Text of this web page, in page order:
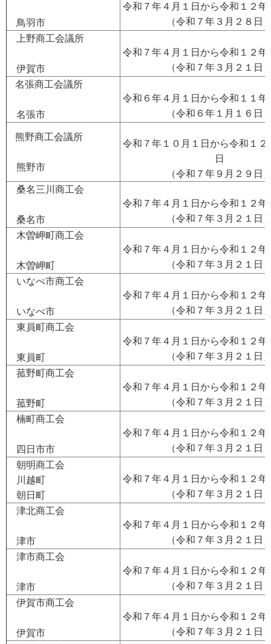
鳥羽市
令和７年４月１日から令和１２年
（令和７年３月２８日
上野商工会議所
伊賀市
令和７年４月１日から令和１２年
（令和７年３月２１日
名張商工会議所
名張市
令和６年４月１日から令和１１年
（令和６年１月１６日
熊野商工会議所
熊野市
令和７年１０月１日から令和１２
日
（令和７年９月２９日
桑名三川商工会
桑名市
令和７年４月１日から令和１２年
（令和７年３月２１日
木曽岬町商工会
木曽岬町
令和７年４月１日から令和１２年
（令和７年３月２１日
いなべ市商工会
いなべ市
令和７年４月１日から令和１２年
（令和７年３月２１日
東員町商工会
東員町
令和７年４月１日から令和１２年
（令和７年３月２１日
菰野町商工会
菰野町
令和７年４月１日から令和１２年
（令和７年３月２１日
楠町商工会
四日市市
令和７年４月１日から令和１２年
（令和７年３月２１日
朝明商工会
川越町
朝日町
令和７年４月１日から令和１２年
（令和７年３月２１日
津北商工会
津市
令和７年４月１日から令和１２年
（令和７年３月２１日
津市商工会
津市
令和７年４月１日から令和１２年
（令和７年３月２１日
伊賀市商工会
伊賀市
令和７年４月１日から令和１２年
（令和７年３月２１日